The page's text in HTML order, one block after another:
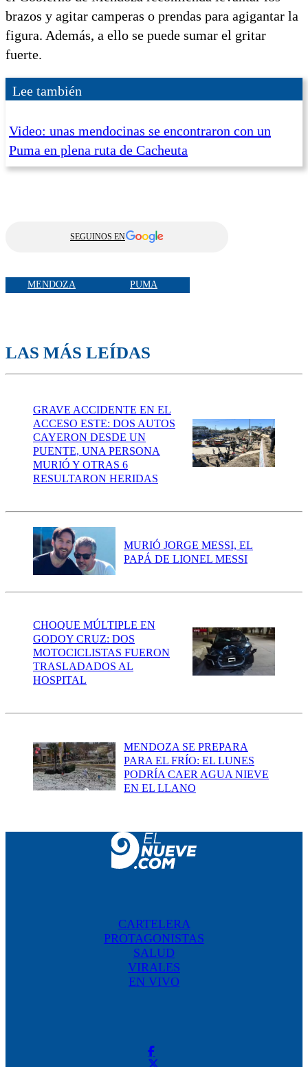
brazos y agitar camperas o prendas para agigantar la
figura. Además, a ello se puede sumar el gritar
fuerte.
Lee también
Video: unas mendocinas se encontraron con un
Puma en plena ruta de Cacheuta
SEGUINOS EN
MENDOZA PUMA
LAS MÁS LEÍDAS
GRAVE ACCIDENTE EN EL
ACCESO ESTE: DOS AUTOS
CAYERON DESDE UN
PUENTE, UNA PERSONA
MURIÓ Y OTRAS 6
RESULTARON HERIDAS
MURIÓ JORGE MESSI, EL
PAPÁ DE LIONEL MESSI
CHOQUE MÚLTIPLE EN
GODOY CRUZ: DOS
MOTOCICLISTAS FUERON
TRASLADADOS AL
HOSPITAL
MENDOZA SE PREPARA
PARA EL FRÍO: EL LUNES
PODRÍA CAER AGUA NIEVE
EN EL LLANO
CARTELERA
PROTAGONISTAS
SALUD
VIRALES
EN VIVO